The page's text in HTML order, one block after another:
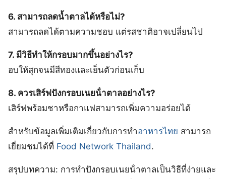
6. สามารถลดน้ำตาลได้หรือไม่?
สามารถลดได้ตามความชอบ แต่รสชาติอาจเปลี่ยนไป
7. มีวิธีทำให้กรอบมากขึ้นอย่างไร?
อบให้สุกจนมีสีทองและเย็นตัวก่อนเก็บ
8. ควรเสิร์ฟปังกรอบเนยน้ําตาลอย่างไร?
เสิร์ฟพร้อมชาหรือกาแฟสามารถเพิ่มความอร่อยได้
สำหรับข้อมูลเพิ่มเติมเกี่ยวกับการทำอาหารไทย สามารถ
เยี่ยมชมได้ที่ Food Network Thailand.
สรุปบทความ: การทำปังกรอบเนยน้ําตาลเป็นวิธีที่ง่ายและ